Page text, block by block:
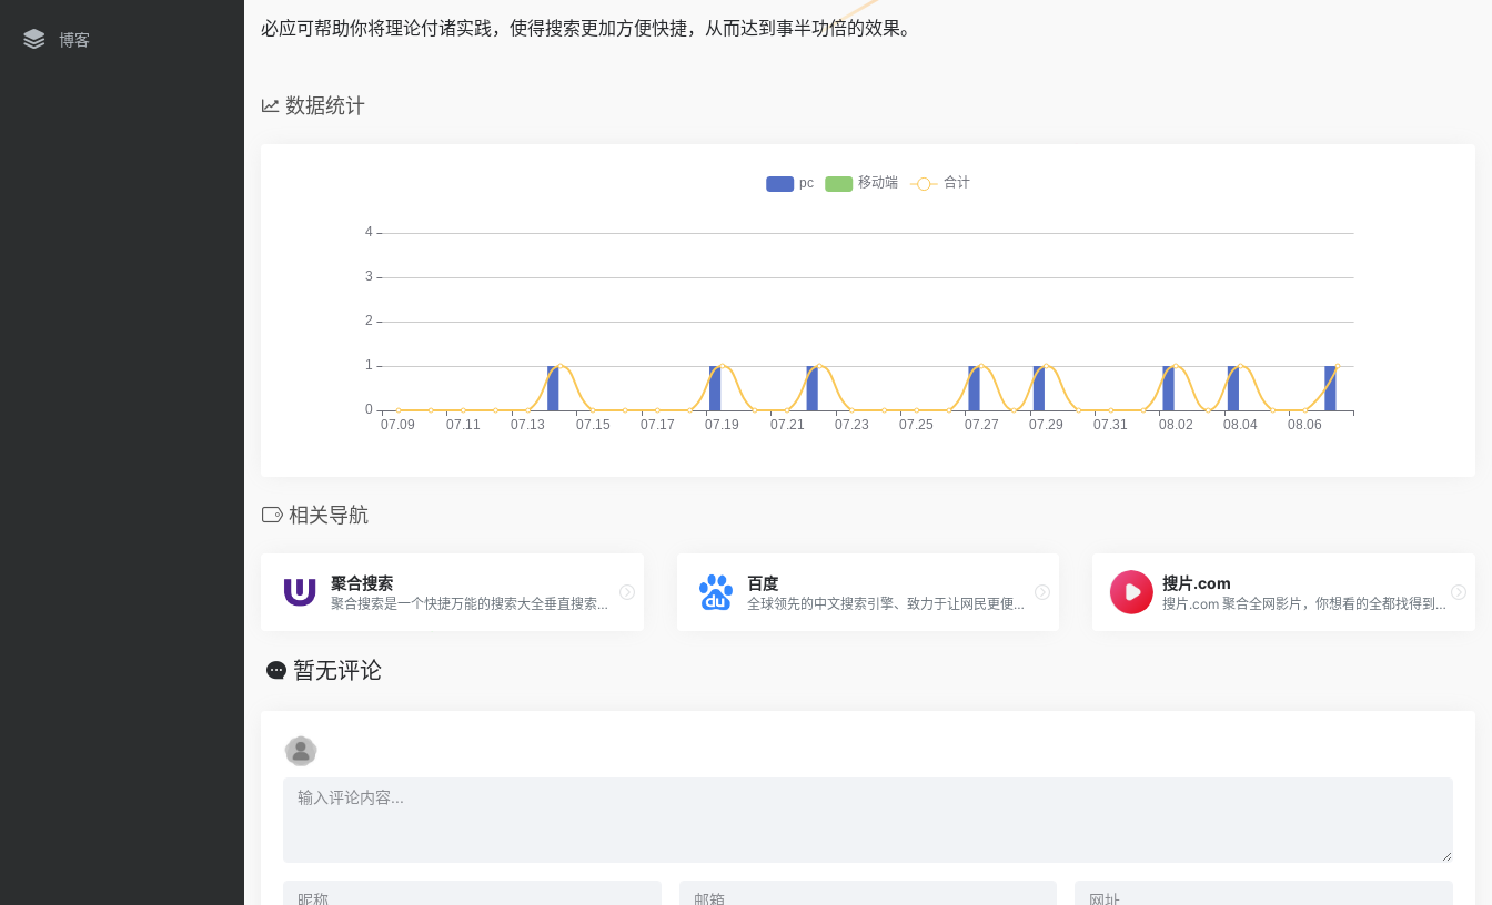
博客 必应可帮助你将理论付诸实践，使得搜索更加方便快捷，从而达到事半功倍的效果。
数据统计
相关导航
聚合搜索
聚合搜索是一个快捷万能的搜索大全垂直搜索引擎导航工具，搜索结果一键切换，搜索难题快速解决，助你更快找到你想要的！
百度
全球领先的中文搜索引擎、致力于让网民更便捷地获取信息，找到所求。百度超过千亿的中文网页数据库，可以瞬间找到相关的搜索结果。
搜片.com
搜片.com 聚合全网影片，你想看的全都找得到！每天搜集最新电影、电视剧、在线观看网址、蓝光高清正版免费看！
暂无评论